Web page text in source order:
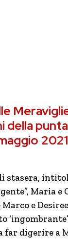
della
stasera,
Maria e
e
far digerire a